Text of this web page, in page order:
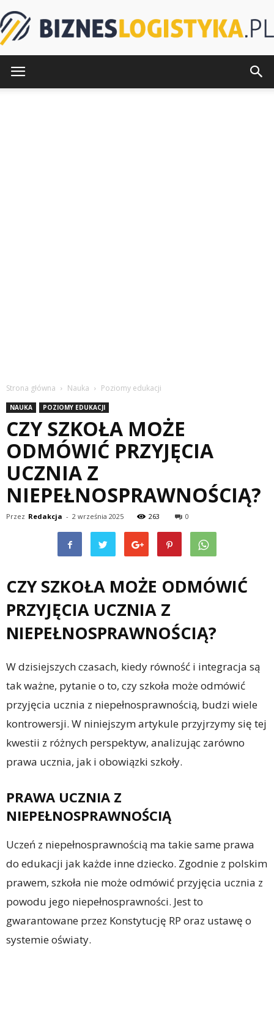
Strona główna Nauka Poziomy edukacji
NAUKA POZIOMY EDUKACJI
CZY SZKOŁA MOŻE
ODMÓWIĆ PRZYJĘCIA
UCZNIA Z
NIEPEŁNOSPRAWNOŚCIĄ?
Przez Redakcja - 2 września 2025 263 0
CZY SZKOŁA MOŻE ODMÓWIĆ
PRZYJĘCIA UCZNIA Z
NIEPEŁNOSPRAWNOŚCIĄ?
W dzisiejszych czasach, kiedy równość i integracja są
tak ważne, pytanie o to, czy szkoła może odmówić
przyjęcia ucznia z niepełnosprawnością, budzi wiele
kontrowersji. W niniejszym artykule przyjrzymy się tej
kwestii z różnych perspektyw, analizując zarówno
prawa ucznia, jak i obowiązki szkoły.
PRAWA UCZNIA Z
NIEPEŁNOSPRAWNOŚCIĄ
Uczeń z niepełnosprawnością ma takie same prawa
do edukacji jak każde inne dziecko. Zgodnie z polskim
prawem, szkoła nie może odmówić przyjęcia ucznia z
powodu jego niepełnosprawności. Jest to
gwarantowane przez Konstytucję RP oraz ustawę o
systemie oświaty.